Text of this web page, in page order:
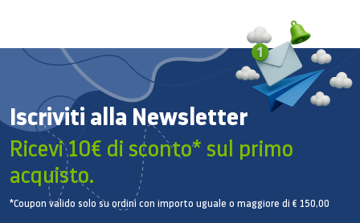
Iscriviti alla Newsletter
Ricevi 10€ di sconto* sul primo
acquisto.
*Coupon valido solo su ordini con importo uguale o maggiore di € 150,00